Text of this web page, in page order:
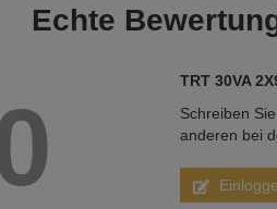
Echte
TRT 30VA
Schreiben
anderen bei